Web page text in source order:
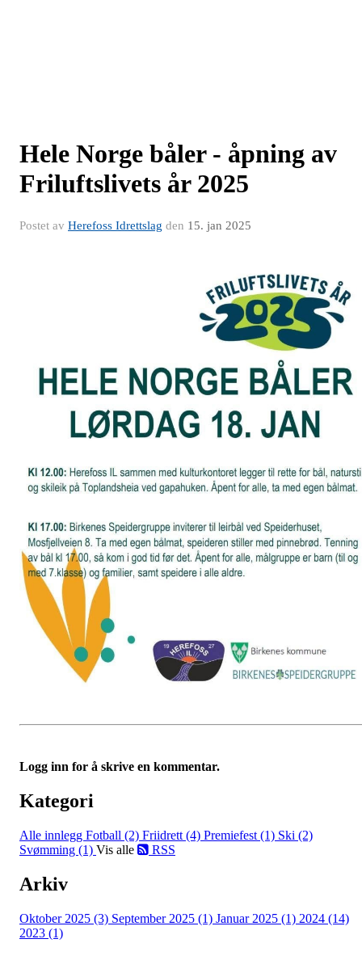
Hele Norge båler - åpning av
Friluftslivets år 2025
Postet av Herefoss Idrettslag den 15. jan 2025
Logg inn for å skrive en kommentar.
Kategori
Alle innlegg Fotball (2) Friidrett (4) Premiefest (1) Ski (2)
Svømming (1) Vis alle RSS
Arkiv
Oktober 2025 (3) September 2025 (1) Januar 2025 (1) 2024 (14)
2023 (1)